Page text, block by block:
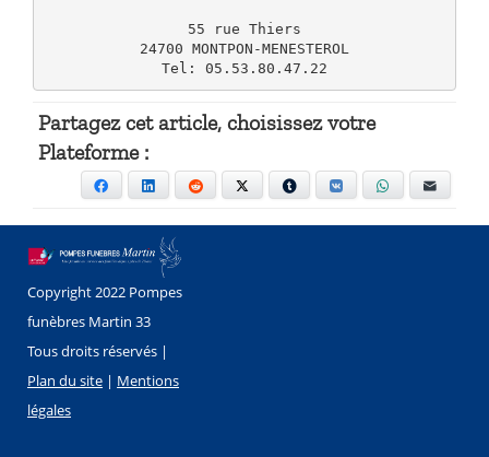
55 rue Thiers
24700 MONTPON-MENESTEROL
Tel: 05.53.80.47.22
Partagez cet article, choisissez votre
Plateforme :
Facebook LinkedIn Reddit Tumblr VKontakteWhatsApp
Copyright 2022 Pompes
funèbres Martin 33
Tous droits réservés |
Plan du site | Mentions
légales